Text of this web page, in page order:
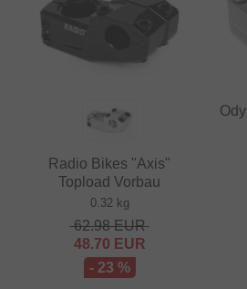
Radio Bikes "Axis"
Topload Vorbau
0.32 kg
62.98EUR
48.70 EUR
- 23 %